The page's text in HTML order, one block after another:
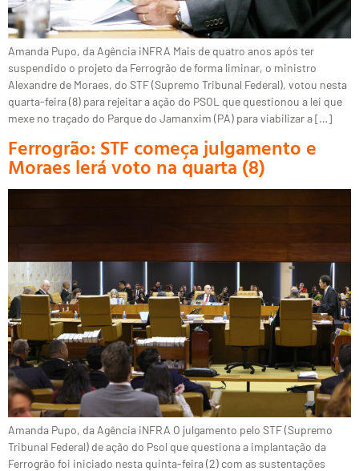
Amanda Pupo, da Agência iNFRA Mais de quatro anos após ter
suspendido o projeto da Ferrogrão de forma liminar, o ministro
Alexandre de Moraes, do STF (Supremo Tribunal Federal), votou nesta
quarta-feira (8) para rejeitar a ação do PSOL que questionou a lei que
mexe no traçado do Parque do Jamanxim (PA) para viabilizar a […]
Ferrogrão: STF começa julgamento e
Moraes lerá voto na quarta (8)
Amanda Pupo, da Agência iNFRA O julgamento pelo STF (Supremo
Tribunal Federal) de ação do Psol que questiona a implantação da
Ferrogrão foi iniciado nesta quinta-feira (2) com as sustentações